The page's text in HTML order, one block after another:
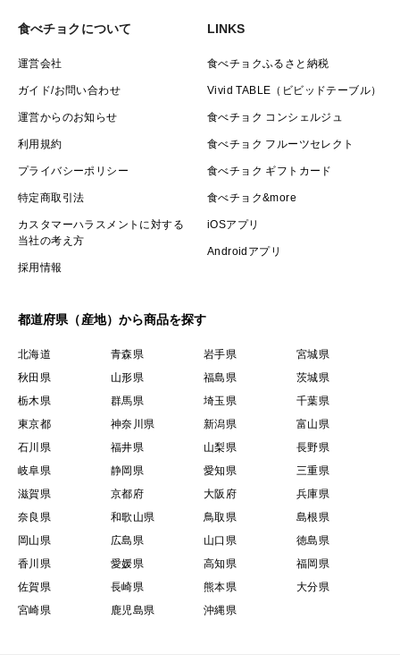
食べチョクについて
運営会社
ガイド/お問い合わせ
運営からのお知らせ
利用規約
プライバシーポリシー
特定商取引法
カスタマーハラスメントに対する
当社の考え方
採用情報
LINKS
食べチョクふるさと納税
Vivid TABLE（ビビッドテーブル）
食べチョク コンシェルジュ
食べチョク フルーツセレクト
食べチョク ギフトカード
食べチョク&more
iOSアプリ
Androidアプリ
都道府県（産地）から商品を探す
北海道 青森県 岩手県
宮城県
秋田県
山形県 福島県
茨城県
栃木県
群馬県 埼玉県
千葉県
東京都
神奈川県 新潟県
富山県
石川県
福井県 山梨県
長野県
岐阜県
静岡県 愛知県
三重県
滋賀県
京都府 大阪府
兵庫県
奈良県
和歌山県 鳥取県
島根県
岡山県
広島県 山口県
徳島県
香川県
愛媛県 高知県
福岡県
佐賀県
長崎県 熊本県
大分県
宮崎県
鹿児島県 沖縄県